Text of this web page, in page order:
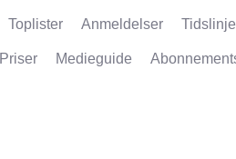
Toplister Anmeldelser Tidslinje
Priser Medieguide